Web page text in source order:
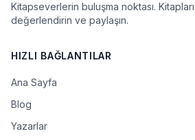
Kitapseverlerin buluşma noktası.
değerlendirin ve paylaşın.
HIZLI BAĞLANTILAR
Ana Sayfa
Blog
Yazarlar